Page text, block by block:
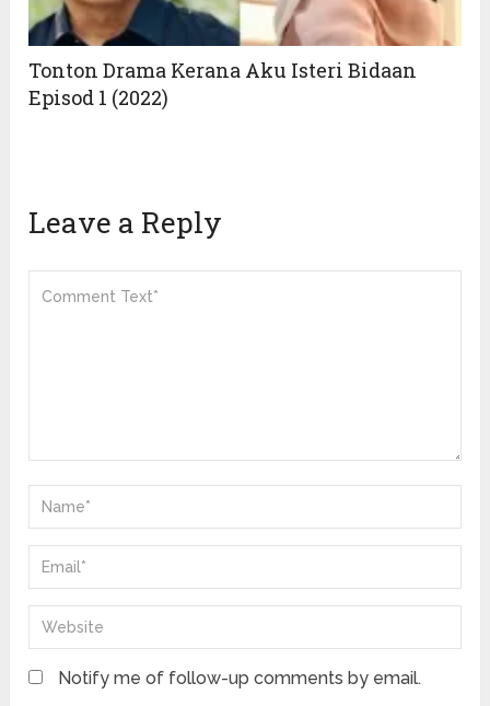
Tonton Drama Kerana Aku Isteri Bidaan
Episod 1 (2022)
Leave a Reply
Notify me of follow-up comments by email.